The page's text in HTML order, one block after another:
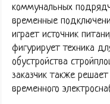
коммунальных
временные
играет источник
фигурирует техника
обустройства
заказчик также
временного